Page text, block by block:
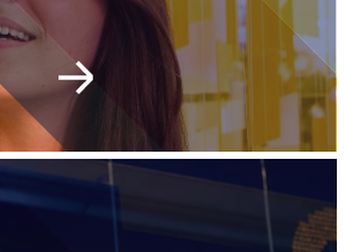
Immagine